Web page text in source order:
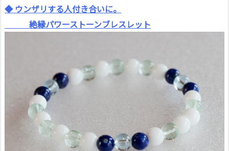
◆ ウンザリする人付き合いに。
絶縁パワーストーンブレスレット